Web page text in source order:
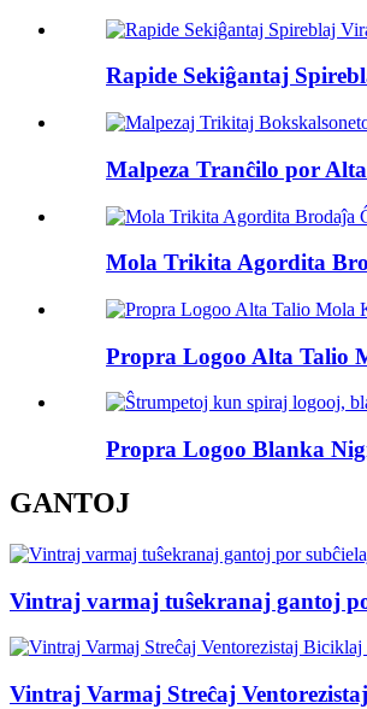
Rapide Sekiĝantaj
Malpeza Tranĉilo por
Mola Trikita Agordita
Propra Logoo Alta Talio
Propra Logoo Blanka
GANTOJ
Vintraj varmaj tuŝekranaj gantoj
Vintraj Varmaj Streĉaj